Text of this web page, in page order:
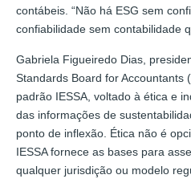
contábeis. “Não há ESG sem
confiabilidade sem contabilidade
Gabriela Figueiredo Dias,
Standards Board for Accountants
padrão IESSA, voltado à ética e
das informações de
ponto de inflexão. Ética não é
IESSA fornece as bases para
qualquer jurisdição ou modelo